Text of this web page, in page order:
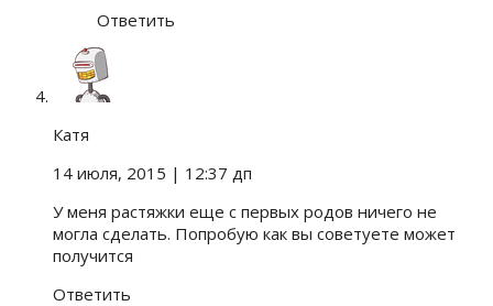
Ответить
Катя
14 июля, 2015 | 12:37 дп
У меня растяжки еще с первых родов ничего не
могла сделать. Попробую как вы советуете может
получится
Ответить